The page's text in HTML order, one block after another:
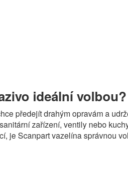
ideální volbou?
předejít drahým opravám a
zařízení, ventily nebo
je Scanpart vazelína správnou